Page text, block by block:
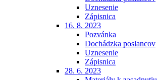
Uznesenie
Zápisnica
16. 8. 2023
Pozvánka
Dochádzka poslancov
Uznesenie
Zápisnica
28. 6. 2023